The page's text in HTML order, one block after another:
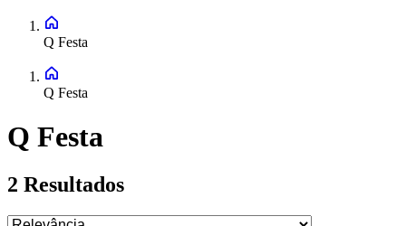
Q Festa
Q Festa
Q Festa
2 Resultados